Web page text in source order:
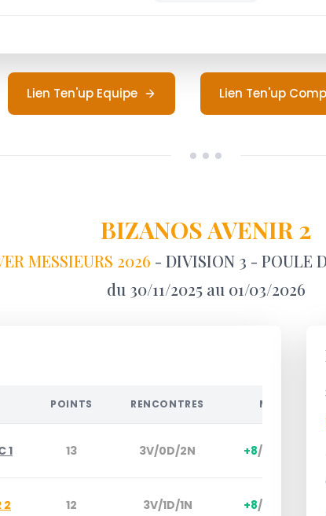
Lien Ten'up Equipe Lien Ten'up
BIZANOS AVENIR 2
MESSIEURS 2026 - DIVISION 3 - POULE
du 30/11/2025 au 01/03/2026
POINTS RENCONTRES M/S/J
1 13 3V/0D/2N +8/
2 12 3V/1D/1N +8/